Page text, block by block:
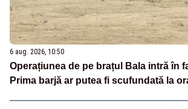
6 aug. 2026, 10:50
Operațiunea de pe brațul Bala intră în
Prima barjă ar putea fi scufundată la